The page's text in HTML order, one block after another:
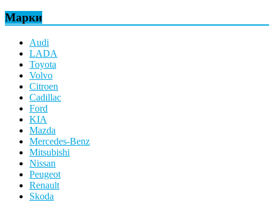
Марки
Audi
LADA
Toyota
Volvo
Citroen
Cadillac
Ford
KIA
Mazda
Mercedes-Benz
Mitsubishi
Nissan
Peugeot
Renault
Skoda